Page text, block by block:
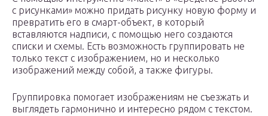
с рисунками» можно придать рисунку новую форму и
превратить его в смарт-объект, в который
вставляются надписи, с помощью него создаются
списки и схемы. Есть возможность группировать не
только текст с изображением, но и несколько
изображений между собой, а также фигуры.
Группировка помогает изображениям не съезжать и
выглядеть гармонично и интересно рядом с текстом.